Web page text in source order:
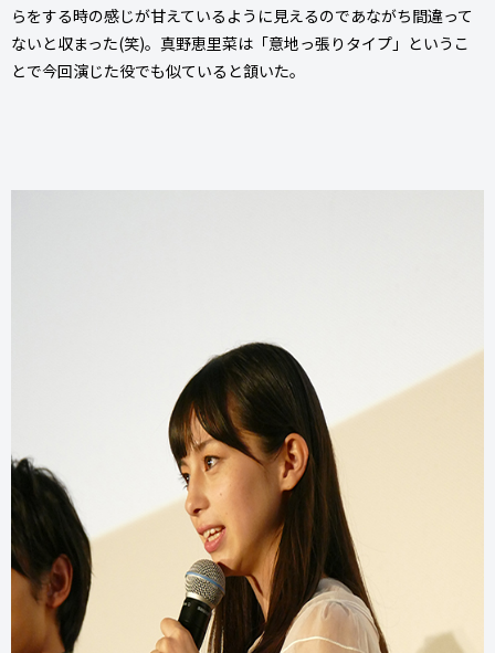
らをする時の感じが甘えているように見えるのであながち間違って
ないと収まった(笑)。真野恵里菜は「意地っ張りタイプ」というこ
とで今回演じた役でも似ていると頷いた。